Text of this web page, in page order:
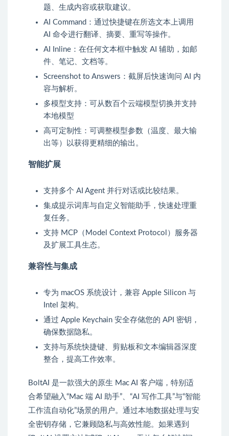
题、生成内容或获取建议。
AI Command：通过快捷键在所选文本上调用
AI 命令进行翻译、摘要、重写等操作。
AI Inline：在任何文本框中触发 AI 辅助，如邮
件、笔记、文档等。
Screenshot to Answers：截屏后快速询问 AI 内
容与解析。
多模型支持：可从数百个云端模型切换并支持
本地模型
高可定制性：可调整模型参数（温度、最大输
出等）以获得更精细的输出。
智能扩展
支持多个 AI Agent 并行对话或比较结果。
集成提示词库与自定义智能助手，快速处理重
复任务。
支持 MCP（Model Context Protocol）服务器
及扩展工具生态。
兼容性与集成
专为 macOS 系统设计，兼容 Apple Silicon 与
Intel 架构。
通过 Apple Keychain 安全存储您的 API 密钥，
确保数据隐私。
支持与系统快捷键、剪贴板和文本编辑器深度
整合，提高工作效率。
BoltAI 是一款强大的原生 Mac AI 客户端，特别适
合希望融入“Mac 端 AI 助手”、“AI 写作工具”与“智能
工作流自动化”场景的用户。通过本地数据处理与安
全密钥存储，它兼顾隐私与高效性能。如果遇到